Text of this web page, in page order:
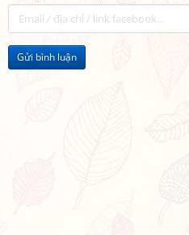
Gửi bình luận